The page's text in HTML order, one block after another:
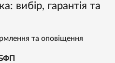
вибір, гарантія та
та оповіщення